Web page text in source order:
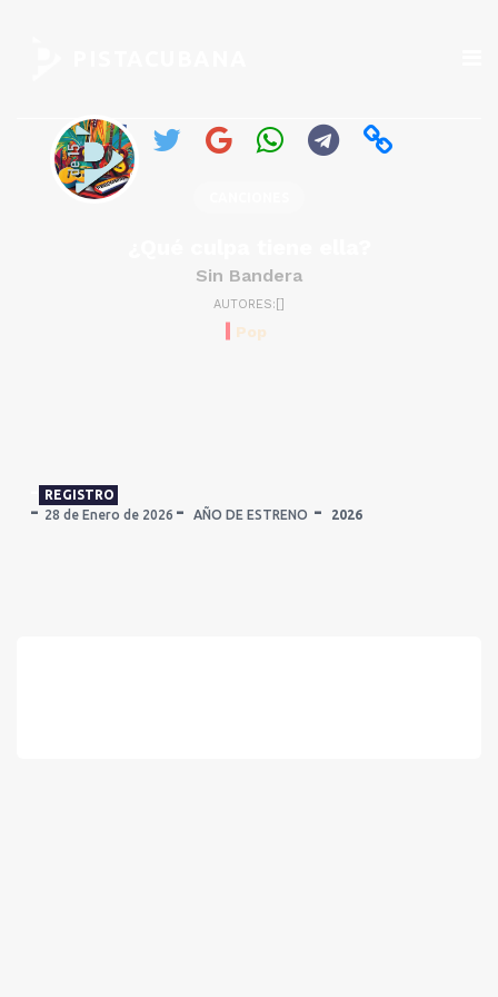
Sin Bandera
AUTORES:[]
Pop
REGISTRO
28 de Enero de 2026
AÑO DE ESTRENO 2026